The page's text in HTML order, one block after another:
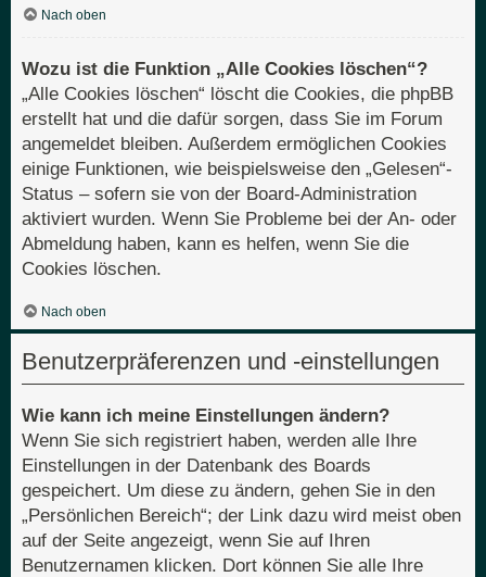
Nach oben
Wozu ist die Funktion „Alle Cookies löschen“?
„Alle Cookies löschen“ löscht die Cookies, die phpBB
erstellt hat und die dafür sorgen, dass Sie im Forum
angemeldet bleiben. Außerdem ermöglichen Cookies
einige Funktionen, wie beispielsweise den „Gelesen“-
Status – sofern sie von der Board-Administration
aktiviert wurden. Wenn Sie Probleme bei der An- oder
Abmeldung haben, kann es helfen, wenn Sie die
Cookies löschen.
Nach oben
Benutzerpräferenzen und -einstellungen
Wie kann ich meine Einstellungen ändern?
Wenn Sie sich registriert haben, werden alle Ihre
Einstellungen in der Datenbank des Boards
gespeichert. Um diese zu ändern, gehen Sie in den
„Persönlichen Bereich“; der Link dazu wird meist oben
auf der Seite angezeigt, wenn Sie auf Ihren
Benutzernamen klicken. Dort können Sie alle Ihre